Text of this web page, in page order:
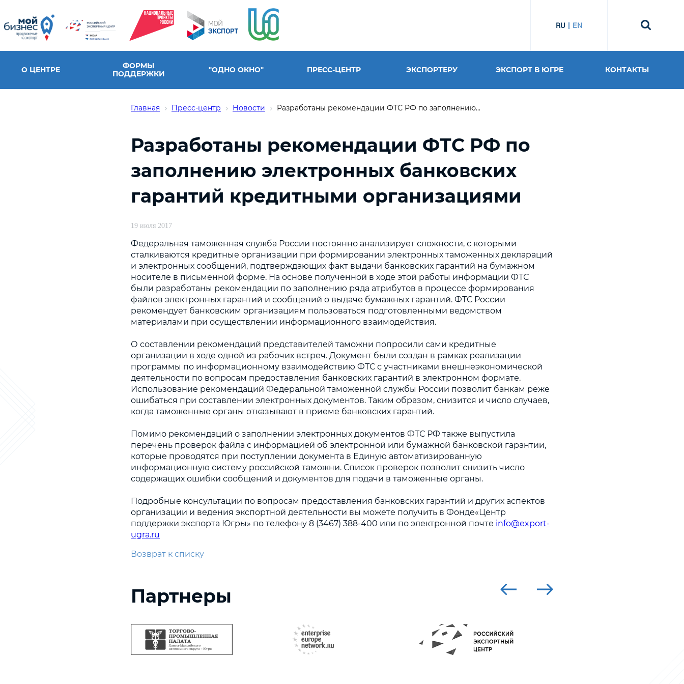
RU EN
О ЦЕНТРЕ
ФОРМЫ
ПОДДЕРЖКИ
"ОДНО ОКНО" ПРЕСС-ЦЕНТР ЭКСПОРТЕРУ ЭКСПОРТ В ЮГРЕ КОНТАКТЫ
Главная Пресс-центр Новости Разработаны рекомендации ФТС РФ по заполнению...
Разработаны рекомендации ФТС РФ по
заполнению электронных банковских
гарантий кредитными организациями
19 июля 2017
Федеральная таможенная служба России постоянно анализирует сложности, с которыми
сталкиваются кредитные организации при формировании электронных таможенных деклараций
и электронных сообщений, подтверждающих факт выдачи банковских гарантий на бумажном
носителе в письменной форме. На основе полученной в ходе этой работы информации ФТС
были разработаны рекомендации по заполнению ряда атрибутов в процессе формирования
файлов электронных гарантий и сообщений о выдаче бумажных гарантий. ФТС России
рекомендует банковским организациям пользоваться подготовленными ведомством
материалами при осуществлении информационного взаимодействия.
О составлении рекомендаций представителей таможни попросили сами кредитные
организации в ходе одной из рабочих встреч. Документ были создан в рамках реализации
программы по информационному взаимодействию ФТС с участниками внешнеэкономической
деятельности по вопросам предоставления банковских гарантий в электронном формате.
Использование рекомендаций Федеральной таможенной службы России позволит банкам реже
ошибаться при составлении электронных документов. Таким образом, снизится и число случаев,
когда таможенные органы отказывают в приеме банковских гарантий.
Помимо рекомендаций о заполнении электронных документов ФТС РФ также выпустила
перечень проверок файла с информацией об электронной или бумажной банковской гарантии,
которые проводятся при поступлении документа в Единую автоматизированную
информационную систему российской таможни. Список проверок позволит снизить число
содержащих ошибки сообщений и документов для подачи в таможенные органы.
Подробные консультации по вопросам предоставления банковских гарантий и других аспектов
организации и ведения экспортной деятельности вы можете получить в Фонде«Центр
поддержки экспорта Югры» по телефону 8 (3467) 388-400 или по электронной почте info@export-
ugra.ru
Возврат к списку
Партнеры